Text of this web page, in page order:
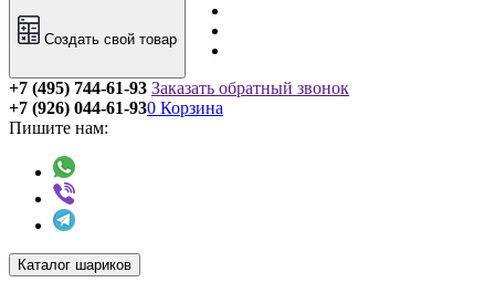
Создать свой товар
+7 (495) 744-61-93 Заказать обратный звонок
+7 (926) 044-61-93
Пишите нам:
0 Корзина
Каталог шариков